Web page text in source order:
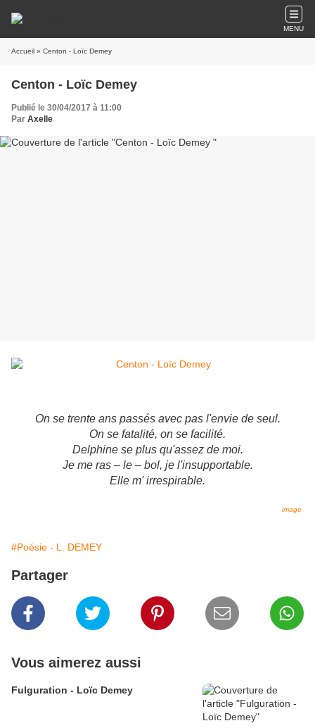
MENU
Accueil » Centon - Loïc Demey
Centon - Loïc Demey
Publié le 30/04/2017 à 11:00
Par Axelle
On se trente ans passés avec pas l'envie de seul.
On se fatalité, on se facilité.
Delphine se plus qu'assez de moi.
Je me ras – le – bol, je l'insupportable.
Elle m' irrespirable.
image
#Poésie - L. DEMEY
Partager
Vous aimerez aussi
Fulguration - Loïc Demey